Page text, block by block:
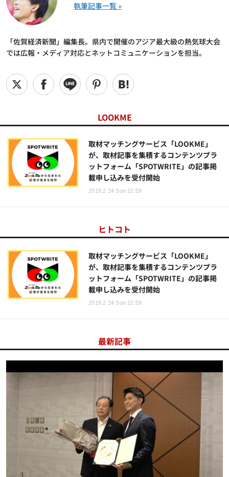
「佐賀経済新聞」編集長。県内で開催のアジア最大級の熱気球大会
では広報・メディア対応とネットコミュニケーションを担当。
LOOKME
取材マッチングサービス「LOOKME」
が、取材記事を集積するコンテンツプラ
ットフォーム「SPOTWRITE」の記事掲
載申し込みを受付開始
2019.2.24 Sun 22:59
ヒトコト
取材マッチングサービス「LOOKME」
が、取材記事を集積するコンテンツプラ
ットフォーム「SPOTWRITE」の記事掲
載申し込みを受付開始
2019.2.24 Sun 22:59
最新記事